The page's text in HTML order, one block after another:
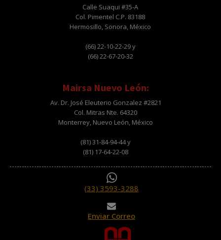
Calle Suaqui #35-A
Col. Pimentel C.P. 83188
Hermosillo, Sonora, México
(66) 22-10-22-29 y
(66) 22-67-20-32
Mairsa Nuevo León:
Av. Dr. José Eleuterio Gonzalez #2821
Col. Mitras Nte. 64320
Monterrey, Nuevo León, México
(81) 31-84-94-44 y
(81) 17-64-22-08
(33) 3593-3288
Enviar Correo